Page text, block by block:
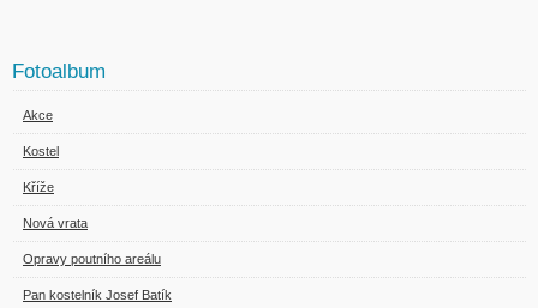
Fotoalbum
Akce
Kostel
Kříže
Nová vrata
Opravy poutního areálu
Pan kostelník Josef Batík